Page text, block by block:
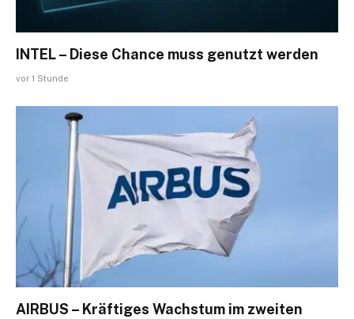
INTEL – Diese Chance muss genutzt werden
vor 1 Stunde
AIRBUS – Kräftiges Wachstum im zweiten